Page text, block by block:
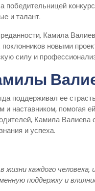
победительницей
и талант.
Камила
поклонников новыми
силу и
поддерживал ее
наставником, помогая
Камила
и успеха.
каждого
поддержку и